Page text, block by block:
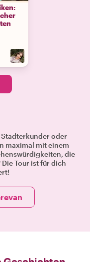
oder
maximal mit einem
die
Tour ist für dich